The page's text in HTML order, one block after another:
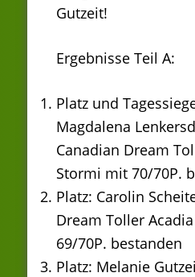
Gutzeit!
Ergebnisse Teil A:
Platz und
Magdalena
Canadian Dream
Stormi mit 70/70P.
Platz: Carolin
Dream Toller
69/70P. bestanden
Platz: Melanie